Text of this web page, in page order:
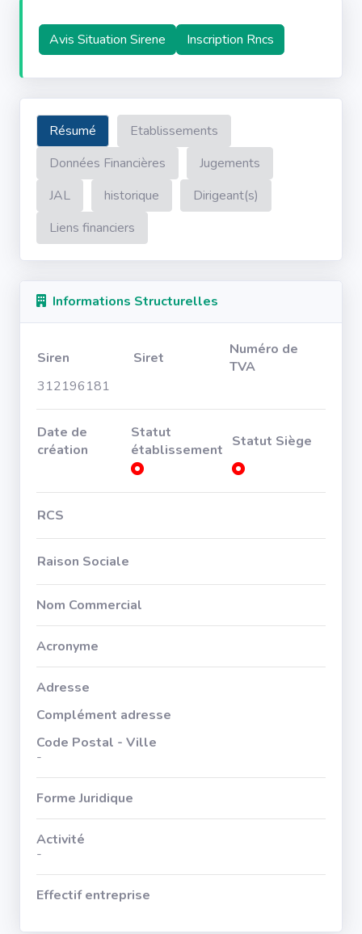
Avis Situation Sirene Inscription Rncs
Résumé
Etablissements
Données Financières
Jugements
JAL
historique
Dirigeant(s)
Liens financiers
Informations Structurelles
Siren Siret
Numéro de
TVA
312196181
Date de
création
Statut
établissement Statut Siège
RCS
Raison Sociale
Nom Commercial
Acronyme
Adresse
Complément adresse
Code Postal - Ville
-
Forme Juridique
Activité
-
Effectif entreprise